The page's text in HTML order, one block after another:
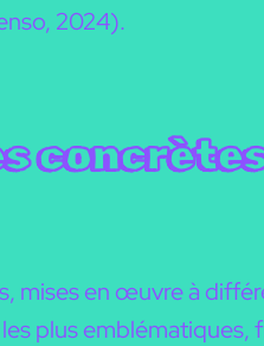
2024).
mises en œuvre à
plus